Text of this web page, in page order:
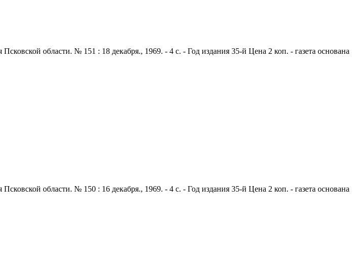
области. № 151 : 18 декабря., 1969. - 4 с. - Год издания 35-й Цена 2 коп. - газета основана
области. № 150 : 16 декабря., 1969. - 4 с. - Год издания 35-й Цена 2 коп. - газета основана